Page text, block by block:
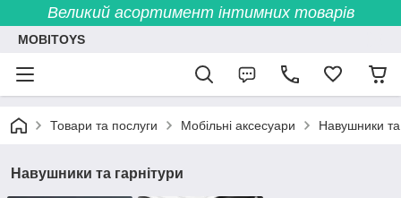
Великий асортимент інтимних товарів
MOBITOYS
Товари та послуги Мобільні аксесуари Навушники та
Навушники та гарнітури